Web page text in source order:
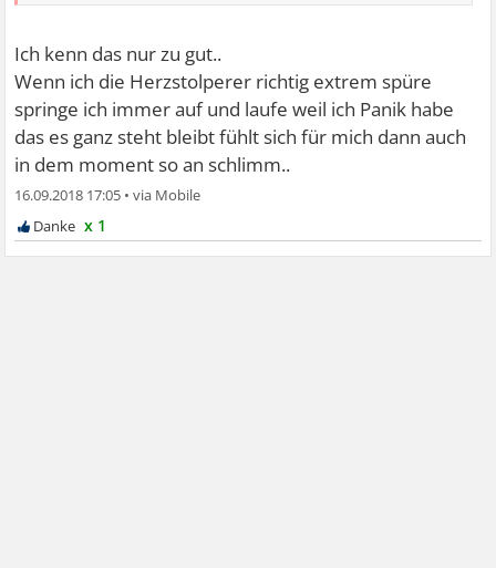
Ich kenn das nur zu gut..
Wenn ich die Herzstolperer richtig extrem spüre
springe ich immer auf und laufe weil ich Panik habe
das es ganz steht bleibt fühlt sich für mich dann auch
in dem moment so an schlimm..
16.09.2018 17:05 •
x 1